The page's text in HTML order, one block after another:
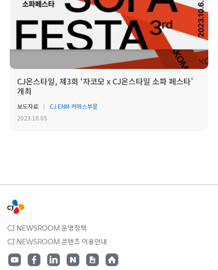
CJ온스타일, 제3회 ‘자코모 x CJ온스타일 소파 페스타’
개최
보도자료
CJ ENM 커머스부문
2023.10.05
CJ NEWSROOM 운영정책
CJ NEWSROOM 콘텐츠 이용안내